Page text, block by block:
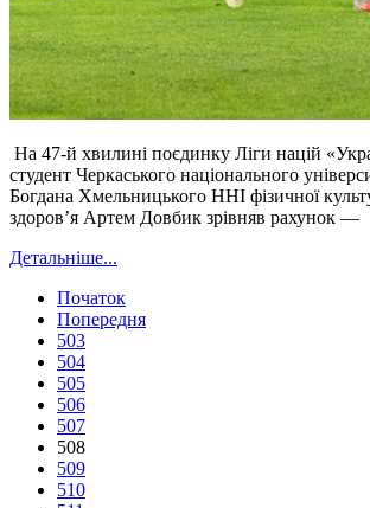
На 47-й хвилині поєдинку Ліги націй
студент Черкаського національного
Богдана Хмельницького ННІ фізичної
здоров’я Артем Довбик зрівняв рахунок —
Детальніше...
Початок
Попередня
503
504
505
506
507
508
509
510